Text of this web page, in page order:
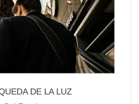
DE LA LUZ